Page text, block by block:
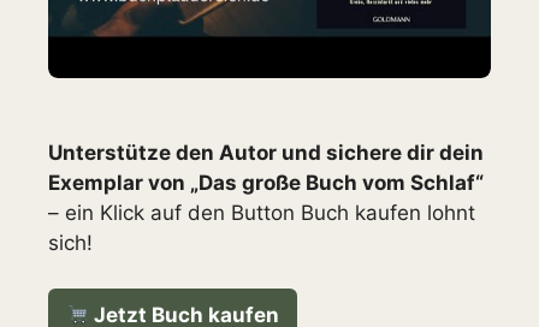
Unterstütze den Autor und sichere dir dein
Exemplar von „Das große Buch vom Schlaf“
– ein Klick auf den Button Buch kaufen lohnt
sich!
Jetzt Buch kaufen